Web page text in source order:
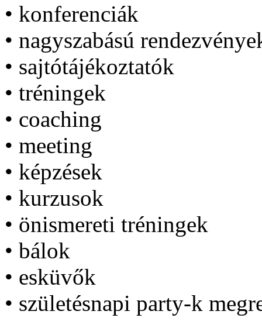
• konferenciák
• nagyszabású
• sajtótájékoztatók
• tréningek
• coaching
• meeting
• képzések
• kurzusok
• önismereti tréningek
• bálok
• esküvők
• születésnapi party-k